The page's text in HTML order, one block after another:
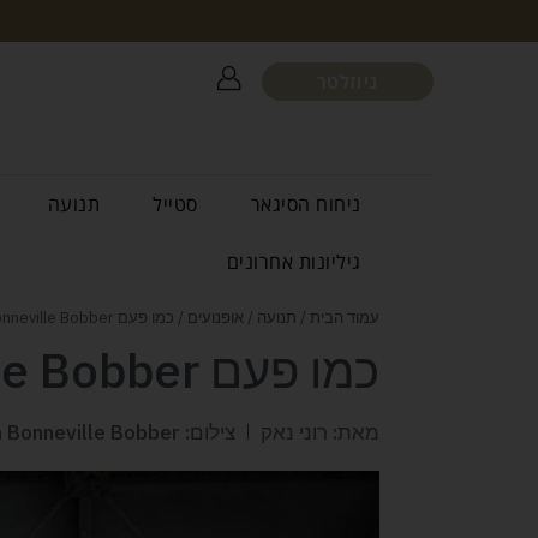
ניחוח הסיגאר סטייל תנועה
גיליונות אחרונים
עמוד הבית / תנועה / אופנועים / כמו פעם Triumph Bonneville Bobber
כמו פעם Triumph Bonneville Bobber
מאת: רוני נאק צילום: Triumph Bonneville Bobber